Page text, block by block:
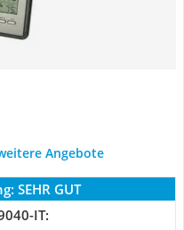
Angebote
SEHR GUT
IT: